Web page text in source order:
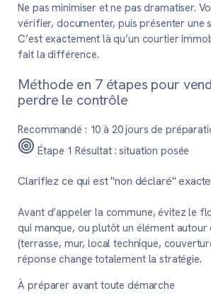
Ne pas minimiser et ne pas dramatiser.
vérifier, documenter, puis présenter une
C’est exactement là qu’un courtier
fait la différence.
Méthode en 7 étapes pour
perdre le contrôle
Recommandé : 10 à 20 jours de
Étape 1Résultat : situation posée
Clarifiez ce qui est "non déclaré"
Avant d’appeler la commune, évitez le
qui manque, ou plutôt un élément autour
(terrasse, mur, local technique,
réponse change totalement la stratégie.
À préparer avant toute démarche